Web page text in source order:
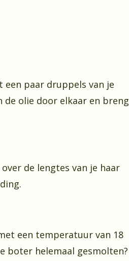
een paar druppels van je
de olie door elkaar en breng
de lengtes van je haar
een temperatuur van 18
boter helemaal gesmolten?